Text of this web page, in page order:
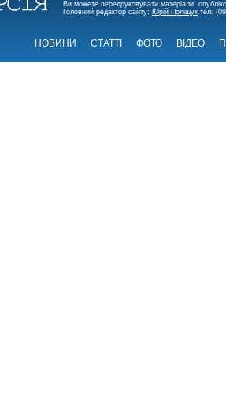
Ви можете передруковувати матеріали,
Головний редактор сайту: Юрій Поліщук тел:
НОВИНИ СТАТТІ ФОТО ВІДЕО